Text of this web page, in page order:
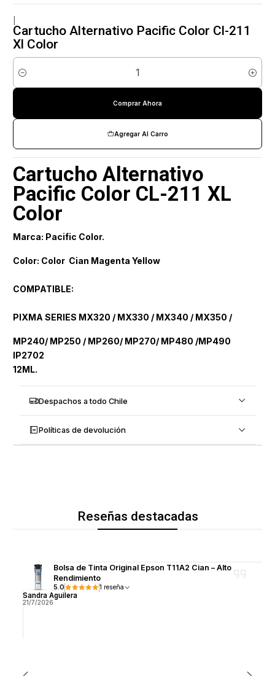
Cartucho Alternativo Pacific Color Cl-211
Xl Color
Cantidad
Agregar Al Carro
Comprar Ahora
Cartucho Alternativo
Pacific Color CL-211 XL
Color
Marca: Pacific Color.
Color: Color Cian Magenta Yellow
COMPATIBLE:
PIXMA SERIES MX320 / MX330 / MX340 / MX350 /
MP240/ MP250 / MP260/ MP270/ MP480 /MP490
IP2702
12ML.
Despachos a todo Chile
Políticas de devolución
Reseñas destacadas
Bolsa de Tinta Original Epson T11A2 Cian – Alto
Rendimiento
5.0 1 reseña
Sandra Aguilera
21/7/2026